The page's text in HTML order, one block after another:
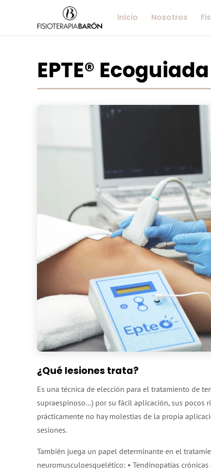
Inicio Nosotros
EPTE®
¿Qué lesiones trata?
Es una técnica de elección para el tratamiento de
supraespinoso…) por su fácil aplicación, sus pocos
prácticamente no hay molestias de la propia
sesiones.
También juega un papel determinante en el
neuromusculoesquelético: • Tendinopatías